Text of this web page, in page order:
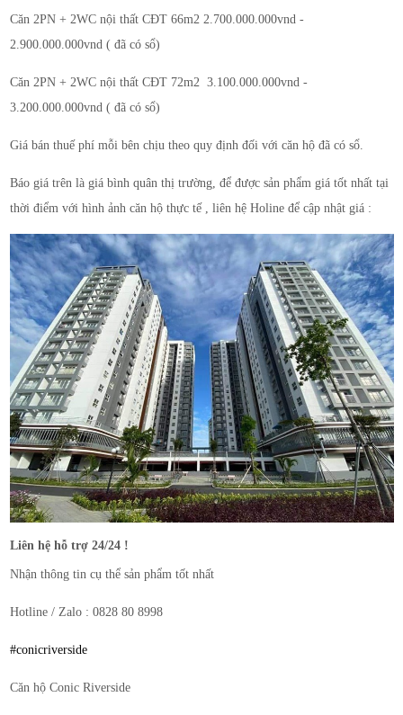
Căn 2PN + 2WC nội thất CĐT 66m2 2.700.000.000vnd -
2.900.000.000vnd ( đã có sổ)
Căn 2PN + 2WC nội thất CĐT 72m2 3.100.000.000vnd -
3.200.000.000vnd ( đã có sổ)
Giá bán thuế phí mỗi bên chịu theo quy định đối với căn hộ đã có sổ.
Báo giá trên là giá bình quân thị trường, để được sản phẩm giá tốt nhất tại
thời điểm với hình ảnh căn hộ thực tế , liên hệ Holine để cập nhật giá :
Liên hệ hỗ trợ 24/24 !
Nhận thông tin cụ thể sản phẩm tốt nhất
Hotline / Zalo : 0828 80 8998
#conicriverside
Căn hộ Conic Riverside